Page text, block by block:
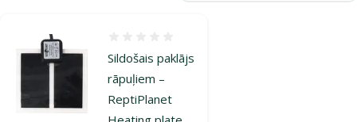
Sildošais paklājs
rāpuļiem –
ReptiPlanet